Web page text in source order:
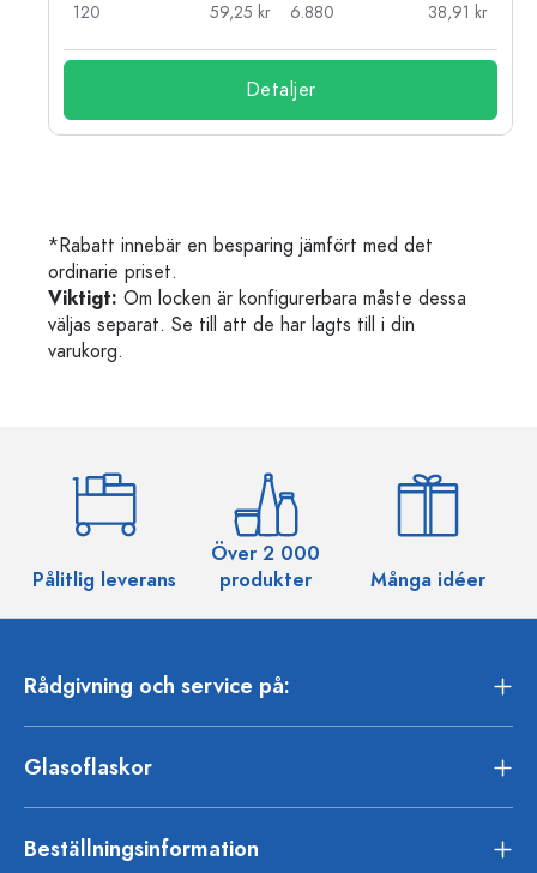
120
59,25 kr
6.880
38,91 kr
Detaljer
*Rabatt innebär en besparing jämfört med det
ordinarie priset.
Viktigt: Om locken är konfigurerbara måste dessa
väljas separat. Se till att de har lagts till i din
varukorg.
Pålitlig leverans
Över 2 000
produkter
Många idéer
Rådgivning och service på:
Glasoflaskor
Beställningsinformation